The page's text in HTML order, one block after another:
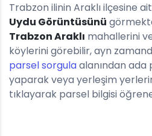
Trabzon ilinin Araklı ilçesine ait
Uydu Görüntüsünü
Trabzon Araklı mahallerini
köylerini görebilir, ayn
parsel sorgulaalanından
yaparak veya yerleşim
tıklayarak parsel bilgisi